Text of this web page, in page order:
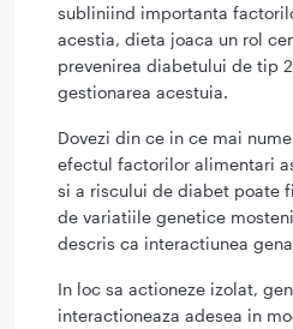
subliniind importanta
acestia, dieta joaca un rol
prevenirea diabetului de tip
gestionarea acestuia.
Dovezi din ce in ce mai
efectul factorilor alimentari
si a riscului de diabet poate
de variatiile genetice
descris ca interactiunea
In loc sa actioneze izolat,
interactioneaza adesea in